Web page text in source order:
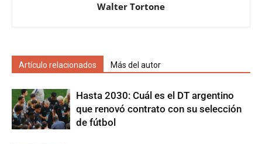
Walter Tortone
Artículo relacionados Más del autor
Hasta 2030: Cuál es el DT argentino
que renovó contrato con su selección
de fútbol